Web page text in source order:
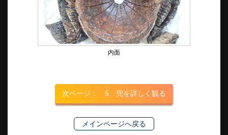
内面
次ページ： 5 兜を詳しく観る
メインページへ戻る